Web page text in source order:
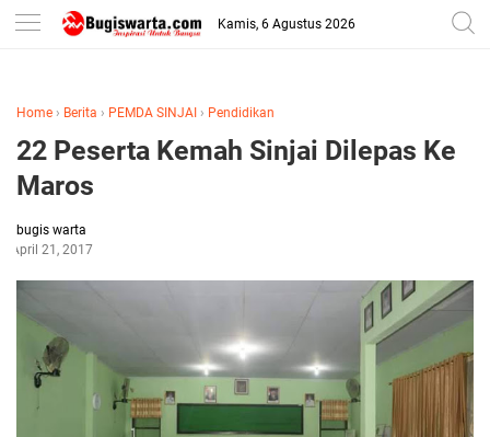
-->
Kamis, 6 Agustus 2026
Home › Berita › PEMDA SINJAI › Pendidikan
22 Peserta Kemah Sinjai Dilepas Ke
Maros
bugis warta
April 21, 2017